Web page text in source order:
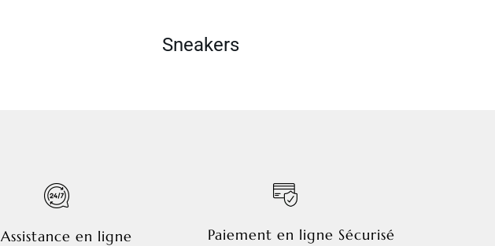
Sneakers
Assistance en ligne Paiement en ligne Sécurisé